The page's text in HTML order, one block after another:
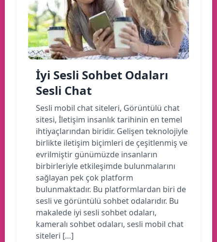
İyi Sesli Sohbet Odaları
Sesli Chat
Sesli mobil chat siteleri, Görüntülü chat
sitesi, İletişim insanlık tarihinin en temel
ihtiyaçlarından biridir. Gelişen teknolojiyle
birlikte iletişim biçimleri de çeşitlenmiş ve
evrilmiştir günümüzde insanların
birbirleriyle etkileşimde bulunmalarını
sağlayan pek çok platform
bulunmaktadır. Bu platformlardan biri de
sesli ve görüntülü sohbet odalarıdır. Bu
makalede iyi sesli sohbet odaları,
kameralı sohbet odaları, sesli mobil chat
siteleri […]